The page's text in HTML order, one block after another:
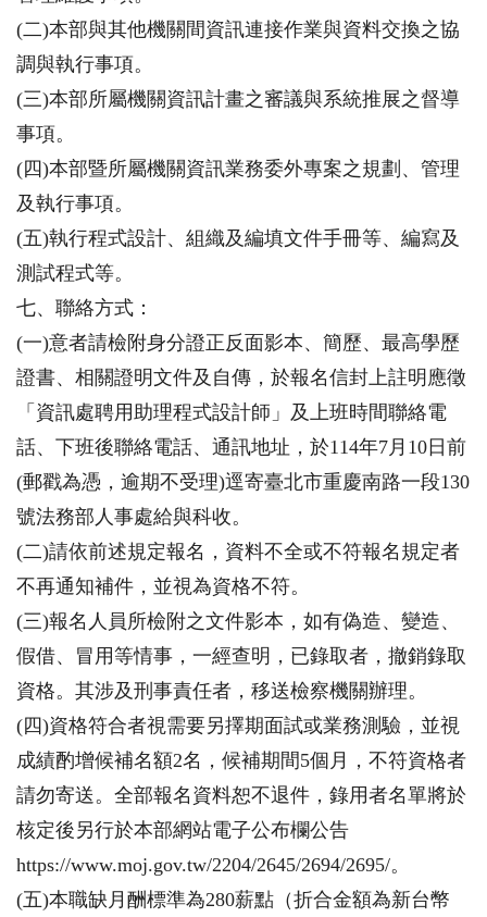
(二)本部與其他機關間資訊連接作業與資料交換之協
調與執行事項。
(三)本部所屬機關資訊計畫之審議與系統推展之督導
事項。
(四)本部暨所屬機關資訊業務委外專案之規劃、管理
及執行事項。
(五)執行程式設計、組織及編填文件手冊等、編寫及
測試程式等。
七、聯絡方式：
(一)意者請檢附身分證正反面影本、簡歷、最高學歷
證書、相關證明文件及自傳，於報名信封上註明應徵
「資訊處聘用助理程式設計師」及上班時間聯絡電
話、下班後聯絡電話、通訊地址，於114年7月10日前
(郵戳為憑，逾期不受理)逕寄臺北市重慶南路一段130
號法務部人事處給與科收。
(二)請依前述規定報名，資料不全或不符報名規定者
不再通知補件，並視為資格不符。
(三)報名人員所檢附之文件影本，如有偽造、變造、
假借、冒用等情事，一經查明，已錄取者，撤銷錄取
資格。其涉及刑事責任者，移送檢察機關辦理。
(四)資格符合者視需要另擇期面試或業務測驗，並視
成績酌增候補名額2名，候補期間5個月，不符資格者
請勿寄送。全部報名資料恕不退件，錄用者名單將於
核定後另行於本部網站電子公布欄公告
https://www.moj.gov.tw/2204/2645/2694/2695/。
(五)本職缺月酬標準為280薪點（折合金額為新台幣